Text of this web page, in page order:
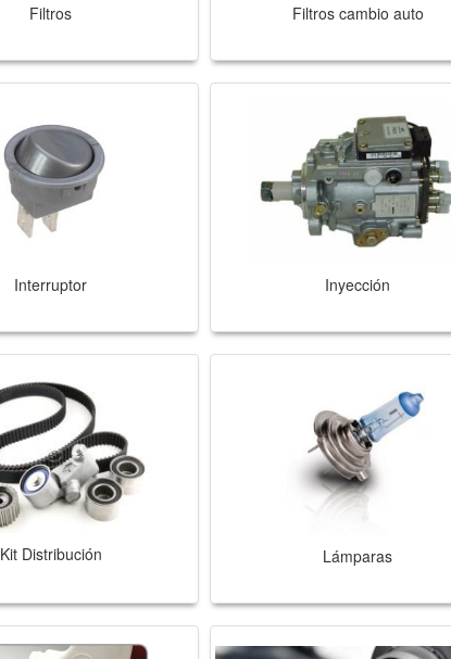
Filtros Filtros cambio auto
Interruptor Inyección
Kit Distribución Lámparas